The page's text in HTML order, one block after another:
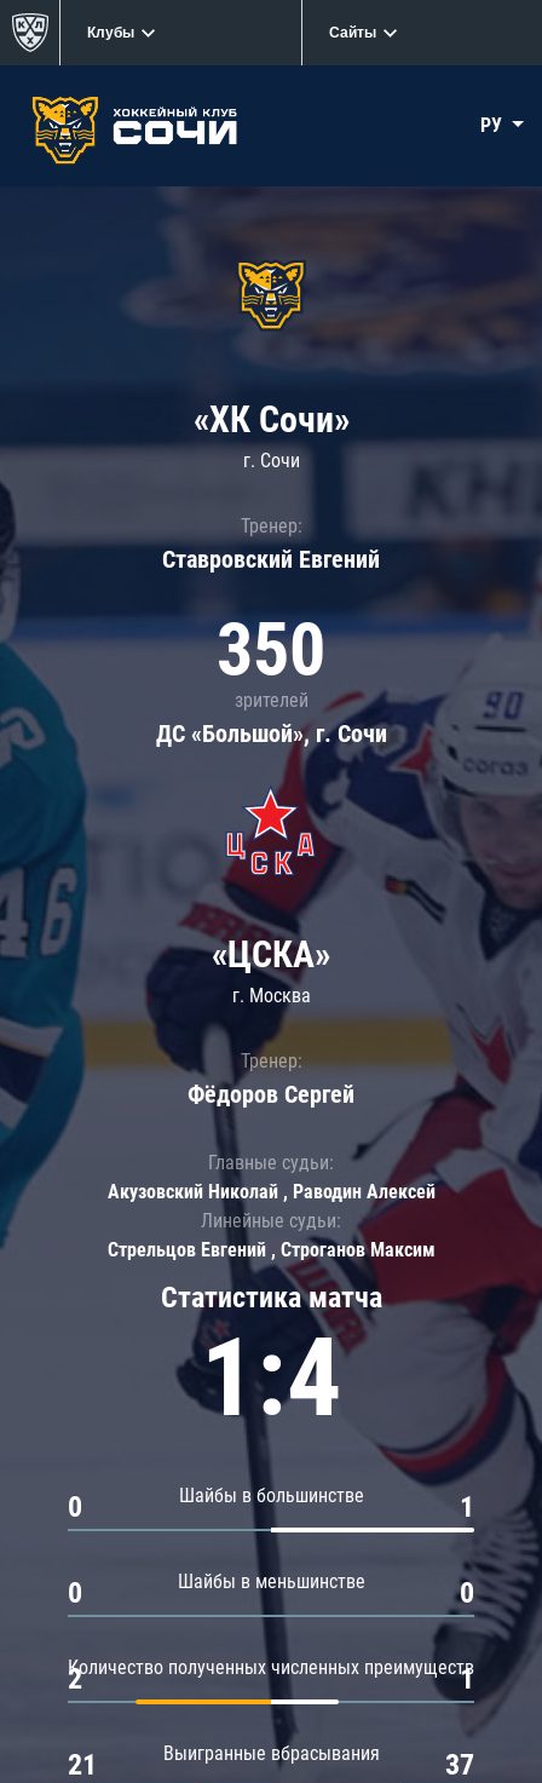
Клубы Сайты
РУ
«ХК Сочи»
г. Сочи
Тренер:
Ставровский Евгений
350
зрителей
ДС «Большой», г. Сочи
Статистика матча
1:4
Шайбы в большинстве
0 1
Шайбы в меньшинстве
0 0
Количество полученных численных преимуществ
2 1
Выигранные вбрасывания
21 37
«ЦСКА»
г. Москва
Тренер:
Фёдоров Сергей
Главные судьи:
Акузовский Николай , Раводин Алексей
Линейные судьи:
Стрельцов Евгений , Строганов Максим